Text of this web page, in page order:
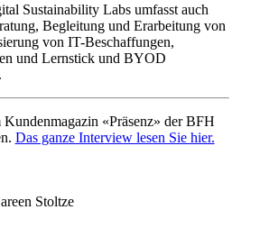
Sustainability Labs umfasst auch
Begleitung und Erarbeitung von
von IT-Beschaffungen,
und Lernstick und BYOD
«Präsenz» der BFH
Das ganze Interview lesen Sie hier.
Stoltze